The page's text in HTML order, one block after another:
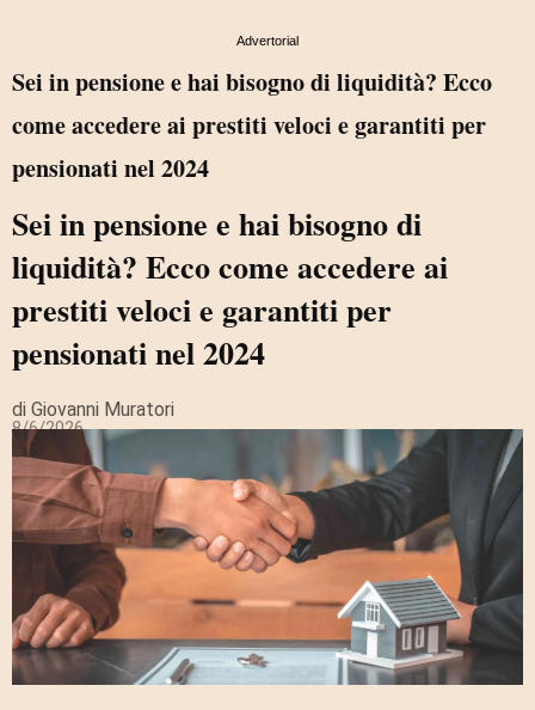
Advertorial
Sei in pensione e hai bisogno di liquidità? Ecco
come accedere ai prestiti veloci e garantiti per
pensionati nel 2024
Sei in pensione e hai bisogno di
liquidità? Ecco come accedere ai
prestiti veloci e garantiti per
pensionati nel 2024
di Giovanni Muratori
8/6/2026